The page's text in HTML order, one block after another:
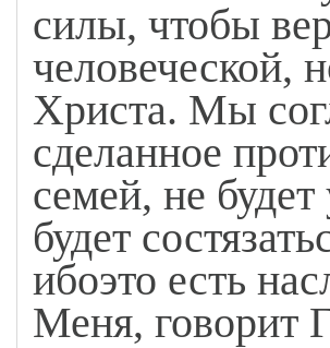
силы, чтобы
человеческой,
Христа. Мы
сделанное
семей, не
будет
ибоэто есть
Меня, говорит